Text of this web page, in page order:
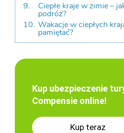
Ciepłe kraje w zimie –
podróż?
Wakacje w ciepłych
pamiętać?
Kup ubezpieczenie
Compensie online!
Kup teraz